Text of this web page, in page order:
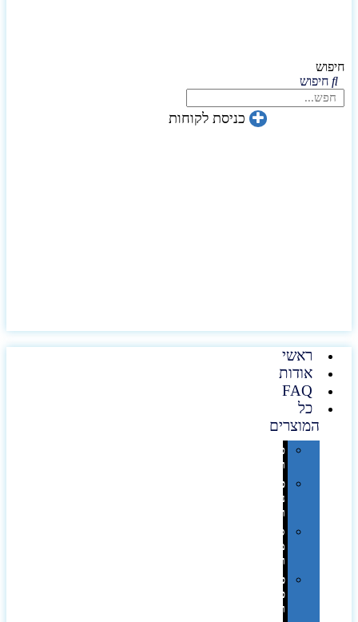
חיפוש
חיפוש
כניסת לקוחות
ראשי
אודות
FAQ
כל
המוצרים
טכנולוגיה
וגאדג'טים
פנאי,
נופש
ונסיעות
סביבת
משרד
ופרימיום
כלים,
פנסים
ורכב